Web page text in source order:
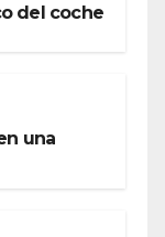
del coche
una